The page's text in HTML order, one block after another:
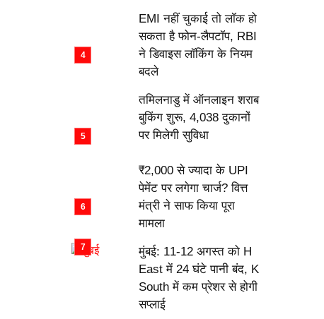
EMI नहीं चुकाई तो लॉक हो
सकता है फोन-लैपटॉप, RBI
ने डिवाइस लॉकिंग के नियम
बदले
तमिलनाडु में ऑनलाइन शराब
बुकिंग शुरू, 4,038 दुकानों
पर मिलेगी सुविधा
₹2,000 से ज्यादा के UPI
पेमेंट पर लगेगा चार्ज? वित्त
मंत्री ने साफ किया पूरा
मामला
मुंबई: 11-12 अगस्त को H
East में 24 घंटे पानी बंद, K
South में कम प्रेशर से होगी
सप्लाई